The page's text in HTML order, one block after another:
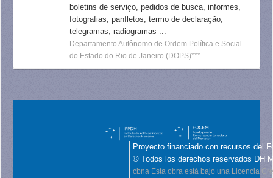
boletins de serviço, pedidos de busca, informes,
fotografias, panfletos, termo de declaração,
telegramas, radiogramas ...
Departamento Autônomo de Ordem Política e Social
do Estado do Rio de Janeiro (DOPS)***
Proyecto financiado con recursos del
© Todos los derechos reservados DH
cbna Esta obra está bajo una Licencia